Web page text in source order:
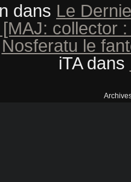
dans Le
collector
Nosferatu le
iTAdans